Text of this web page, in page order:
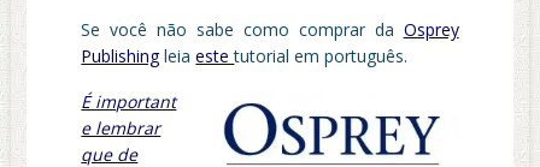
Se você não sabe como comprar da Osprey
Publishingleiaestetutorial em português.
É important
e lembrar
que de